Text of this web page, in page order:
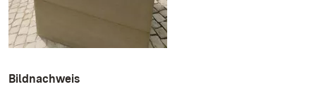
Bildnachweis